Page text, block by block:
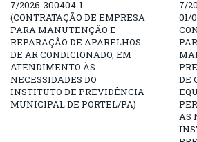
7/2026-300404-I
(CONTRATAÇÃO DE EMPRESA
PARA MANUTENÇÃO E
REPARAÇÃO DE APARELHOS
DE AR CONDICIONADO, EM
ATENDIMENTO ÀS
NECESSIDADES DO
INSTITUTO DE PREVIDÊNCIA
MUNICIPAL DE PORTEL/PA)
7/
01/
DE
AS